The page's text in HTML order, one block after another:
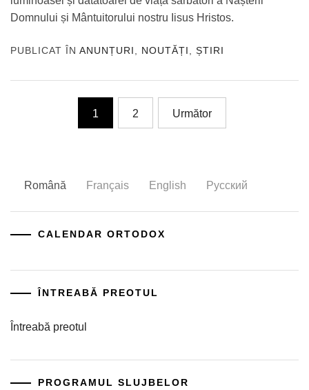
Domnului și Mântuitorului nostru Iisus Hristos.
PUBLICAT ÎN ANUNȚURI NOUTĂȚI ȘTIRI
1 2 Următor
Română Français English Русский
CALENDAR ORTODOX
ÎNTREABĂ PREOTUL
Întreabă preotul
PROGRAMUL SLUJBELOR